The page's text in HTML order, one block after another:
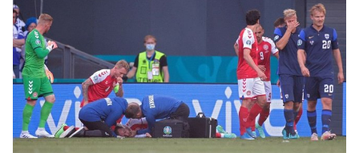
gole kibice musieli czekać do drugiej połowyEuro 2020
się rozpędza. W piątek wieczorem odbył się mecz
otwarcia, w którym Włochy pokonały Turcję 3:0. Dzień
później na boisko w Baku wybiegły pozostałe zespoły
grupy A czyli Walia i Szwajcaria.Obie drużyny
przystępują do turnieju z wielkimi nadziejami. Na
poprzednich mistrzostwach Europy Szwajcarzy odpadli
w 1/8 finału po porażce z Polską po rzutach karnych. Z
kolei Walia była jedną z rewelacji turnieju i dotarła aż
do półfinału.